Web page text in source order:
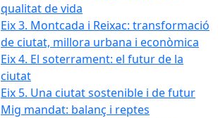
qualitat de vida
Eix 3. Montcada i Reixac: transformació
de ciutat, millora urbana i econòmica
Eix 4. El soterrament: el futur de la
ciutat
Eix 5. Una ciutat sostenible i de futur
Mig mandat: balanç i reptes